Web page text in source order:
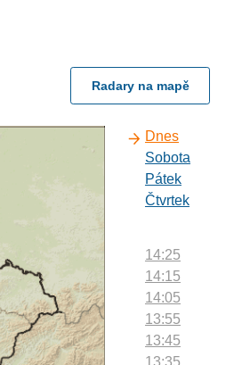
Radary na mapě
Dnes
Sobota
Pátek
Čtvrtek
14:25
14:15
14:05
13:55
13:45
13:35